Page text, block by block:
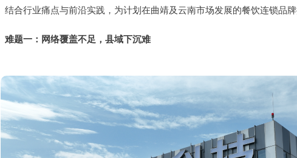
结合行业痛点与前沿实践，为计划在曲靖及云南市场发展的餐饮连锁品
难题一：网络覆盖不足，县域下沉难